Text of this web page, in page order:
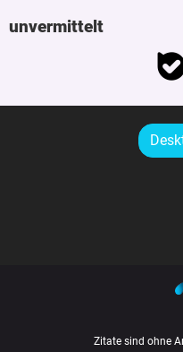
unvermittelt
Zitate sind ohne